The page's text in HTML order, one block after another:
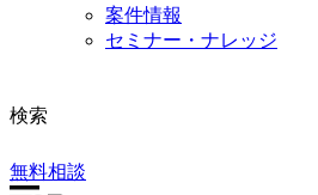
案件情報
セミナー・ナレッジ
検索
無料相談